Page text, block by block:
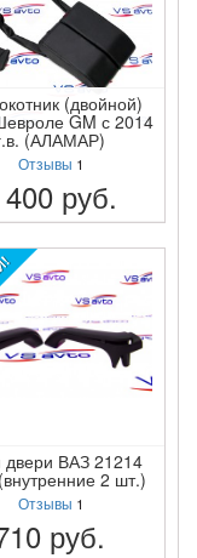
(двойной)
GM с 2014
(АЛАМАР)
Отзывы 1
руб.
двери ВАЗ 21214
2 шт.)
Отзывы 1
руб.